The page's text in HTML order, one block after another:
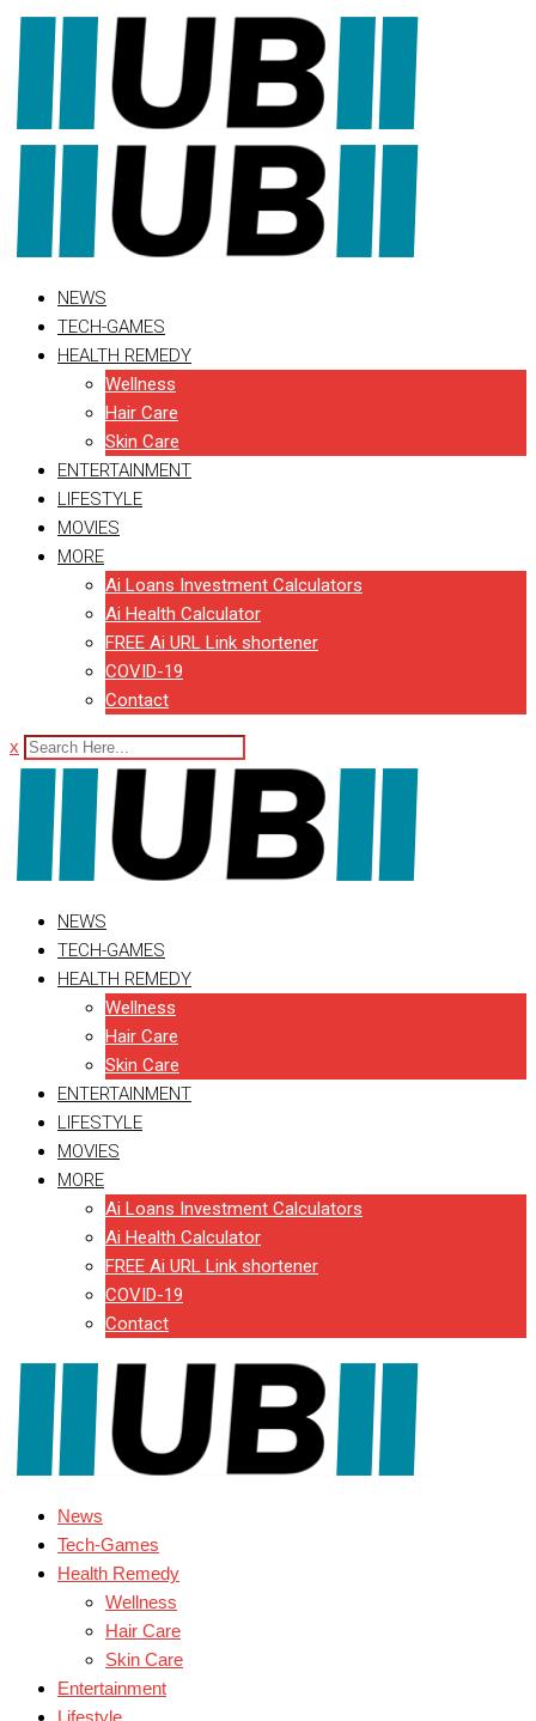
Skip
to
content
NEWS
TECH-GAMES
HEALTH REMEDY
Wellness
Hair Care
Skin Care
ENTERTAINMENT
LIFESTYLE
MOVIES
MORE
Ai Loans Investment Calculators
Ai Health Calculator
FREE Ai URL Link shortener
COVID-19
Contact
x
NEWS
TECH-GAMES
HEALTH REMEDY
Wellness
Hair Care
Skin Care
ENTERTAINMENT
LIFESTYLE
MOVIES
MORE
Ai Loans Investment Calculators
Ai Health Calculator
FREE Ai URL Link shortener
COVID-19
Contact
News
Tech-Games
Health Remedy
Wellness
Hair Care
Skin Care
Entertainment
Lifestyle